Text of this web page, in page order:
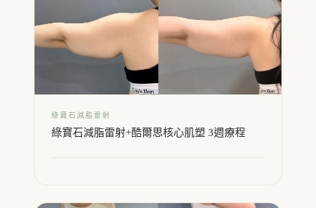
綠寶石減脂雷射
綠寶石減脂雷射+酷爾思核心肌塑 3週療程